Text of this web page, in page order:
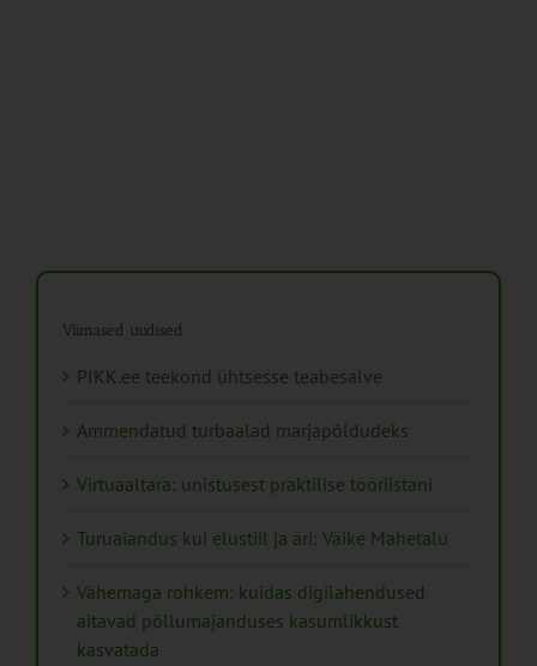
Viimased uudised
PIKK.ee teekond ühtsesse teabesalve
Ammendatud turbaalad marjapõldudeks
Virtuaaltara: unistusest praktilise tööriistani
Turuaiandus kui elustiil ja äri: Väike Mahetalu
Vähemaga rohkem: kuidas digilahendused
aitavad põllumajanduses kasumlikkust
kasvatada